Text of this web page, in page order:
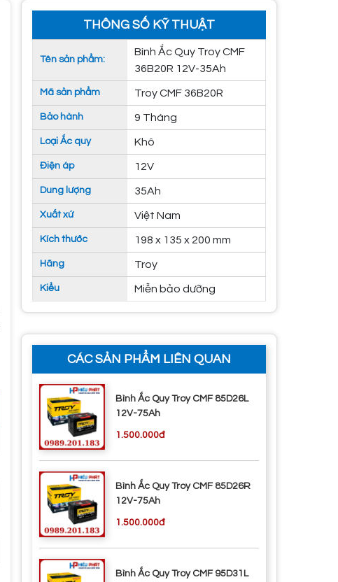
THÔNG SỐ KỸ THUẬT
Tên sản phẩm:
Bình Ắc Quy Troy CMF
36B20R 12V-35Ah
Mã sản phẩm Troy CMF 36B20R
Bảo hành 9 Tháng
Loại Ắc quy Khô
Điện áp 12V
Dung lượng 35Ah
Xuất xứ Việt Nam
Kích thước 198 x 135 x 200 mm
Hãng Troy
Kiểu Miễn bảo dưỡng
CÁC SẢN PHẨM LIÊN QUAN
Bình Ắc Quy Troy CMF 85D26L
12V-75Ah
1.500.000đ
Bình Ắc Quy Troy CMF 85D26R
12V-75Ah
1.500.000đ
Bình Ắc Quy Troy CMF 95D31L